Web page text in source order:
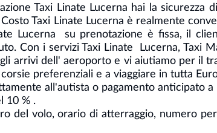
Taxi Linate Lucerna hai la sicurezza
Taxi Linate Lucerna è realmente
Lucerna su prenotazione è fissa, il
Con i servizi Taxi Linate Lucerna, Taxi
arrivi dell' aeroporto e vi aiutiamo per il
preferenziali e a viaggiare in tutta
all'autista o pagamento anticipato a
10 % .
del volo, orario di atterraggio, numero